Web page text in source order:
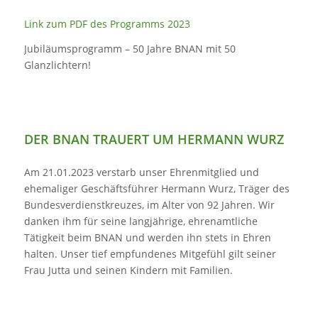
Link zum PDF des Programms 2023
Jubiläumsprogramm – 50 Jahre BNAN mit 50
Glanzlichtern!
DER BNAN TRAUERT UM HERMANN WURZ
Am 21.01.2023 verstarb unser Ehrenmitglied und
ehemaliger Geschäftsführer Hermann Wurz, Träger des
Bundesverdienstkreuzes, im Alter von 92 Jahren. Wir
danken ihm für seine langjährige, ehrenamtliche
Tätigkeit beim BNAN und werden ihn stets in Ehren
halten. Unser tief empfundenes Mitgefühl gilt seiner
Frau Jutta und seinen Kindern mit Familien.